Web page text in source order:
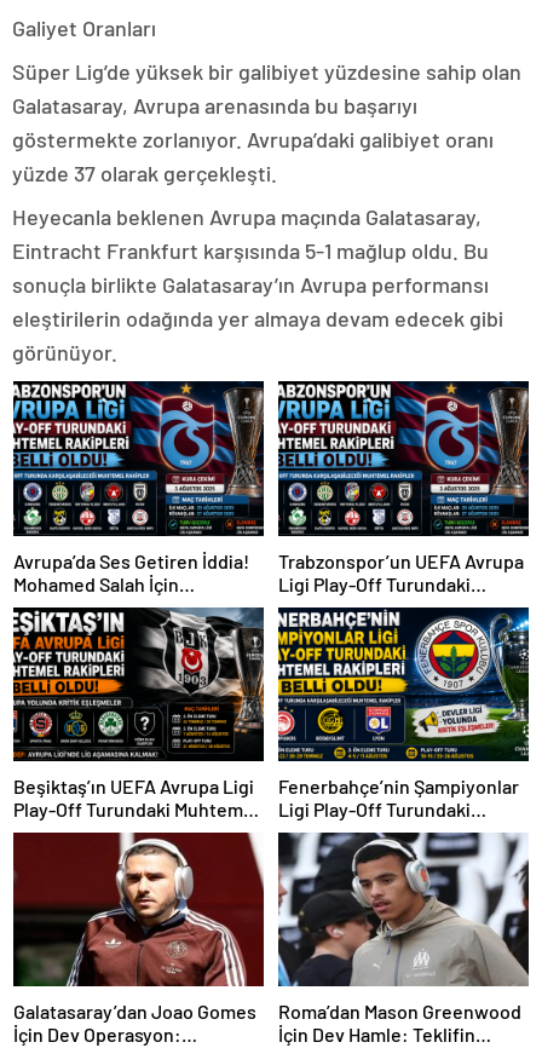
Galiyet Oranları
Süper Lig’de yüksek bir galibiyet yüzdesine sahip olan
Galatasaray, Avrupa arenasında bu başarıyı
göstermekte zorlanıyor. Avrupa’daki galibiyet oranı
yüzde 37 olarak gerçekleşti.
Heyecanla beklenen Avrupa maçında Galatasaray,
Eintracht Frankfurt karşısında 5-1 mağlup oldu. Bu
sonuçla birlikte Galatasaray’ın Avrupa performansı
eleştirilerin odağında yer almaya devam edecek gibi
görünüyor.
Avrupa’da Ses Getiren İddia!
Mohamed Salah İçin
Trabzonspor Sürprizi
Trabzonspor’un UEFA Avrupa
Ligi Play-Off Turundaki
Muhtemel Rakipleri Belli
Oldu!
Beşiktaş’ın UEFA Avrupa Ligi
Play-Off Turundaki Muhtemel
Rakipleri Belli Oldu! Avrupa
Yolunda Kritik Eşleşmeler
Fenerbahçe’nin Şampiyonlar
Ligi Play-Off Turundaki
Muhtemel Rakipleri Belli
Oldu!
Galatasaray’dan Joao Gomes
İçin Dev Operasyon:
Roma’dan Mason Greenwood
İçin Dev Hamle: Teklifin